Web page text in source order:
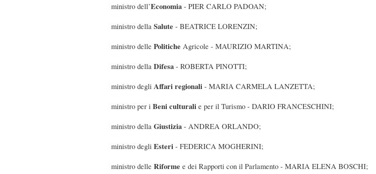
ministro dell’Economia - PIER CARLO PADOAN;
ministro della Salute - BEATRICE LORENZIN;
ministro delle Politiche Agricole - MAURIZIO MARTINA;
ministro della Difesa - ROBERTA PINOTTI;
ministro degli Affari regionali - MARIA CARMELA LANZETTA;
ministro per i Beni culturali e per il Turismo - DARIO FRANCESCHINI;
ministro della Giustizia - ANDREA ORLANDO;
ministro degli Esteri - FEDERICA MOGHERINI;
ministro delle Riforme e dei Rapporti con il Parlamento - MARIA ELENA BOSCHI;